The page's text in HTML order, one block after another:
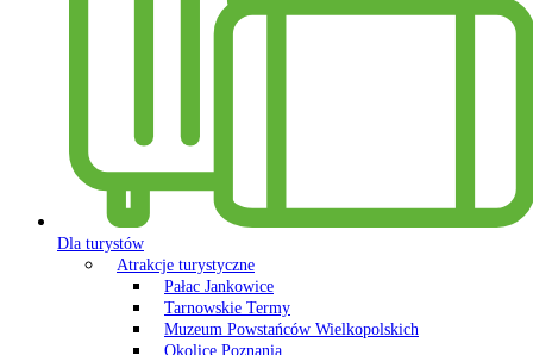
Dla turystów
Atrakcje turystyczne
Pałac Jankowice
Tarnowskie Termy
Muzeum Powstańców Wielkopolskich
Okolice Poznania